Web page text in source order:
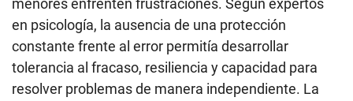
menores enfrenten frustraciones. Según expertos
en psicología, la ausencia de una protección
constante frente al error permitía desarrollar
tolerancia al fracaso, resiliencia y capacidad para
resolver problemas de manera independiente. La